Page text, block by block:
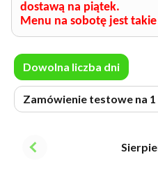
dostawą na piątek.
Menu na sobotę jest
Dowolna liczba dni
Zamówienie testowe na 1